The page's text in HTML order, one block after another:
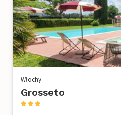
Włochy
Grosseto